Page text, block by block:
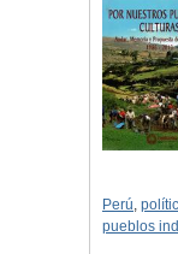
Perú,
pueblos